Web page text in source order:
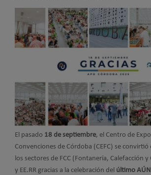
El pasado 18 de septiembre, el Centro de
Convenciones de Córdoba (CEFC) se
los sectores de FCC (Fontanería, Calefacción
y EE.RR gracias a la celebración del último